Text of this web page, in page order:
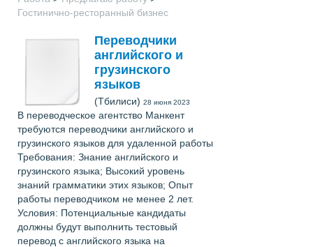
Гостинично-ресторанный бизнес
Переводчики
английского и
грузинского
языков
(Тбилиси) 28 июня 2023
В переводческое агентство Манкент
требуются переводчики английского и
грузинского языков для удаленной работы
Требования: Знание английского и
грузинского языка; Высокий уровень
знаний грамматики этих языков; Опыт
работы переводчиком не менее 2 лет.
Условия: Потенциальные кандидаты
должны будут выполнить тестовый
перевод с английского языка на